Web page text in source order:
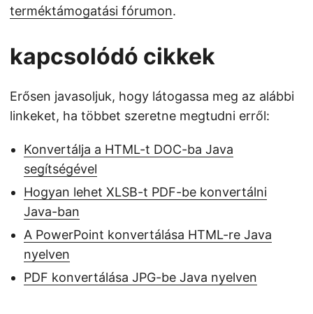
terméktámogatási fórumon.
kapcsolódó cikkek
Erősen javasoljuk, hogy látogassa meg az alábbi
linkeket, ha többet szeretne megtudni erről:
Konvertálja a HTML-t DOC-ba Java
segítségével
Hogyan lehet XLSB-t PDF-be konvertálni
Java-ban
A PowerPoint konvertálása HTML-re Java
nyelven
PDF konvertálása JPG-be Java nyelven